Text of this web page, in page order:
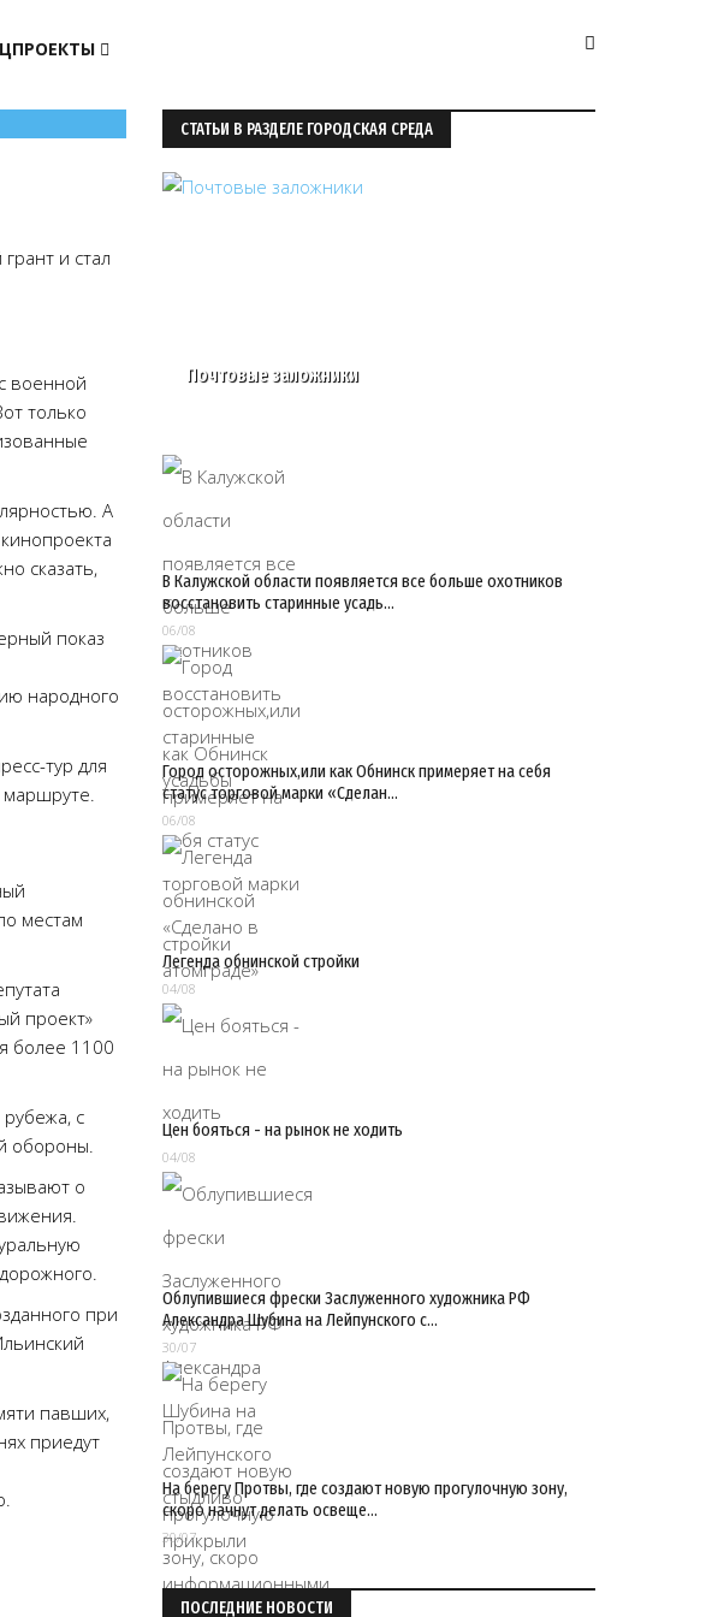
и стал
военной
только
А
сказать,
показ
народного
тур для
маршруте.
местам
проект»
более 1100
с
обороны.
о
при
павших,
приедут
СТАТЬИ В РАЗДЕЛЕ ГОРОДСКАЯ СРЕДА
Почтовые заложники
В Калужской области появляется все больше охотников
восстановить старинные усадь…
06/08
Город осторожных,или как Обнинск примеряет на себя
статус торговой марки «Сделан…
06/08
Легенда обнинской стройки
04/08
Цен бояться - на рынок не ходить
04/08
Облупившиеся фрески Заслуженного художника РФ
Александра Шубина на Лейпунского с…
30/07
На берегу Протвы, где создают новую прогулочную зону,
скоро начнут делать освеще…
30/07
ПОСЛЕДНИЕ НОВОСТИ